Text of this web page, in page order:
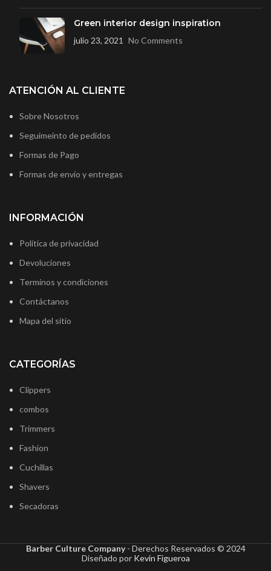
Green interior design inspiration
julio 23, 2021 No Comments
ATENCIÓN AL CLIENTE
Sobre Nosotros
Seguimeinto de pedidos
Formas de Pago
Formas de envío y entregas
INFORMACIÓN
Política de privacidad
Devoluciones
Terminos y condiciones
Contáctanos
Mapa del sitio
CATEGORÍAS
Clippers
combos
Trimmers
Fashion
Cuchillas
Shavers
Secadoras
Barber Culture Company- Derechos Reservados © 2024
Diseñado por Kevin Figueroa